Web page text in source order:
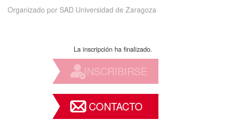
Organizado por SAD Universidad de Zaragoza
La inscripción ha finalizado.
INSCRIBIRSE
CONTACTO